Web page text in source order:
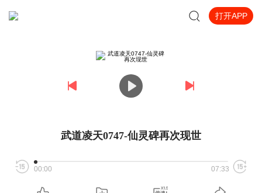
打开APP
武道凌天0747-仙灵碑再次现世
00:00 07:33